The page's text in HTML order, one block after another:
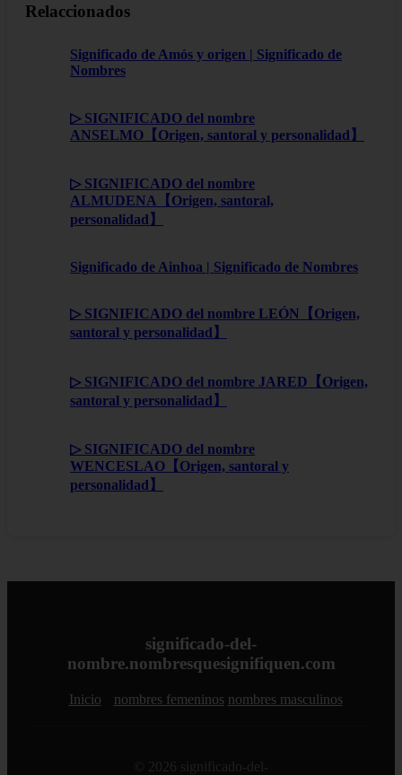
Relaccionados
Significado de Amós y origen | Significado de
Nombres
▷ SIGNIFICADO del nombre
ANSELMO【Origen, santoral y personalidad】
▷ SIGNIFICADO del nombre
ALMUDENA【Origen, santoral,
personalidad】
Significado de Ainhoa | Significado de Nombres
▷ SIGNIFICADO del nombre LEÓN【Origen,
santoral y personalidad】
▷ SIGNIFICADO del nombre JARED【Origen,
santoral y personalidad】
▷ SIGNIFICADO del nombre
WENCESLAO【Origen, santoral y
personalidad】
significado-del-
nombre.nombresquesignifiquen.com
Inicio nombres femeninos nombres masculinos
© 2026 significado-del-